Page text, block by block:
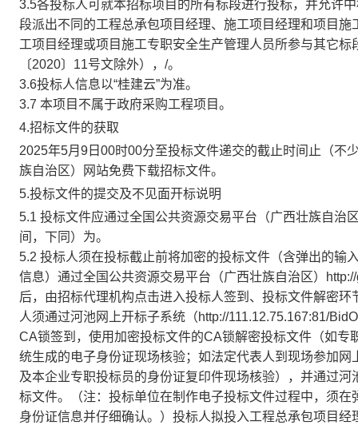
3.5各投标人可就本招标项目的所有标段进行投标，并允许
段派出不同的工程总承包项目经理、施工项目经理和项目
工项目经理或项目施工专职安全生产管理人员所参与其它
〔2020〕11号文除外），/。
3.6投标人信息以“桂建云”为准。
3.7 本项目不属于政府采购工程项目。
4.招标文件的获取
2025年5月9日00时00分至投标文件递交的截止时间止（不
族自治区）网站免费下载招标文件。
5.投标文件的提交及不见面开标说明
5.1 投标文件应通过全国公共资源交易平台（广西壮族自治
间，下同）为。
5.2 投标人须在投标截止前将加密的投标文件（含弹出的输
信息）通过全国公共资源交易平台（广西壮族自治区）
后，由招标代理机构点击进入投标人签到、投标文件解密
人须通过河池网上开标子系统（http://111.12.75.167:81/
CA锁签到，使用加密投标文件的CA锁解密投标文件（如
统生成的电子身份证现场核验；如法定代表人到现场参加
及本企业专职投标员的身份证复印件现场核验），并通过
标文件。（注：投标单位在制作电子投标文件过程中，须
身份证信息并仔细确认。）投标人拟投入工程总承包项目